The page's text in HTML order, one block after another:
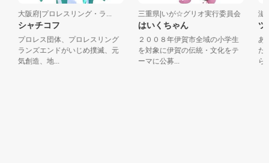
大阪府|プロレスリング・ラ...
シャチコフ
プロレス団体、プロレスリング
ランズエンドがいじめ撲滅、元
気創造、地...
三重県|いが☆グリオ実行委員会
はいくちゃん
２００８年伊賀市全域の小学生
を対象に伊賀の伝統・文化をテ
ーマに公募...
滋
ツ
あ
た
ら